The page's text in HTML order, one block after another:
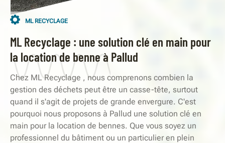
ML RECYCLAGE
ML Recyclage : une solution clé en main pour
la location de benne à Pallud
Chez ML Recyclage , nous comprenons combien la
gestion des déchets peut être un casse-tête, surtout
quand il s'agit de projets de grande envergure. C'est
pourquoi nous proposons à Pallud une solution clé en
main pour la location de bennes. Que vous soyez un
professionnel du bâtiment ou un particulier en plein